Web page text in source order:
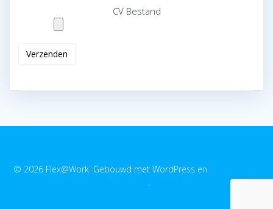
CV Bestand
© 2026 Flex@Work. Gebouwd met WordPress en
.